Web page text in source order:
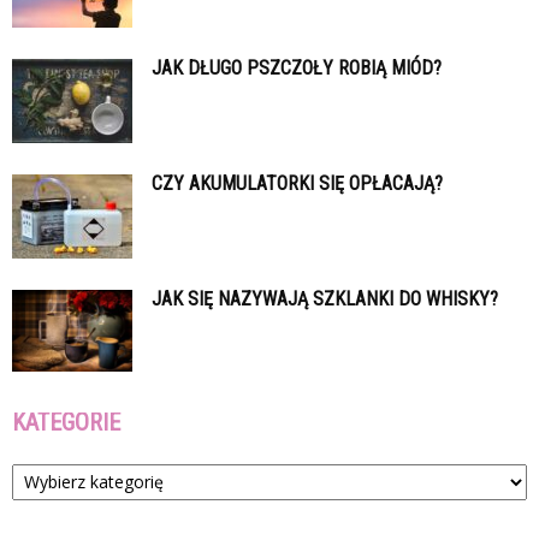
JAK DŁUGO PSZCZOŁY ROBIĄ MIÓD?
CZY AKUMULATORKI SIĘ OPŁACAJĄ?
JAK SIĘ NAZYWAJĄ SZKLANKI DO WHISKY?
KATEGORIE
Kategorie